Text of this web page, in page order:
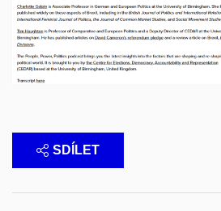
SDÍLET